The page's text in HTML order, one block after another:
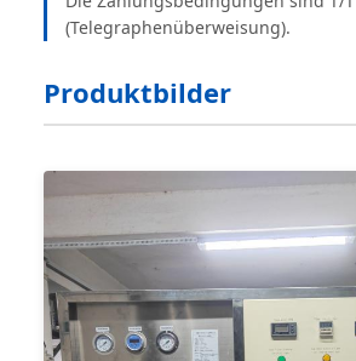
(Telegraphenüberweisung).
Produktbilder